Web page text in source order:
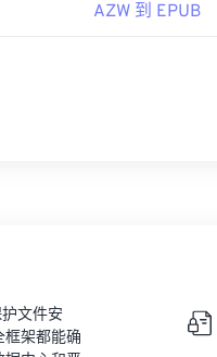
AZW 到 EPUB
文件安
框架都能确